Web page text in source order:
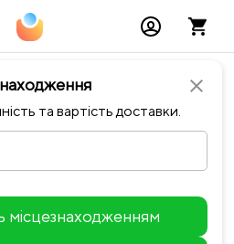
close
та вартість доставки.
місцезнаходженням